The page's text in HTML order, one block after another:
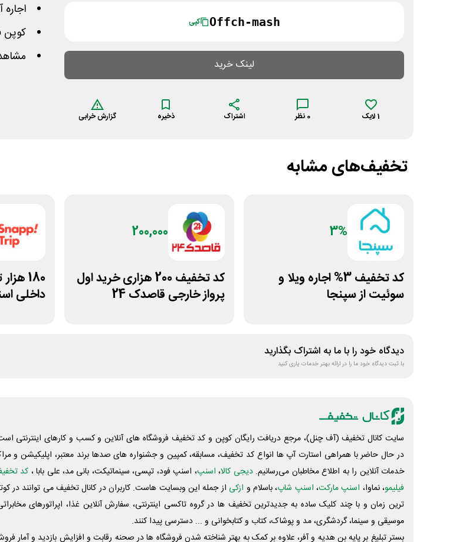
Offch-mash کپی
لینک خرید
1 لایک 0 نظر اشتراک ذخیره گزارش خرابی
کوپن
تخفیف‌های مشابه
3%
کد تخفیف 3% اجاره ویلا و
سوئیت از سپنجا
200,000
کد تخفیف 200 هزاری خرید اول
پرواز خارجی قاصدک 24
180
داخلی
دیدگاه خود را با ما به اشتراک بگذارید
با ثبت دیدگاه خود ما را در ارائه بهتر خدمات یاری کنید
سایت کانال تخفیف (آف چنل)، مرجع دریافت رایگان کوپن و کد تخفیف فروشگاه های آنلاین و کسب و‌ کارهای اینترنتی
در حال حاضر با همراهی استارت آپ ها انواع کد تخفیف، مسابقه، کمپین و جشنواره های صدها برند معتبر، اپلیکیشن و
خدمات آنلاین را به اطلاع مخاطبان می‌رسانیم. دیجی کالا، اسنپ، اسنپ فود، تپسی، سینماتیکت، بانی مد، علی‌ بابا ، کد
فیلیمو، نماوا، اسنپ مارکت، اسنپ شاپ، باسلام و ازکی از جمله این وبسایت ‌هاست. کاربران در کانال تخفیف می توانند در
ترین زمان و با چند کلیک ساده به جدیدترین تخفیف ها در گروه تاکسی اینترنتی، سفارش آنلاین غذا، اپراتورهای
موسیقی و سینما، گردشگری، مد و پوشاک، کتاب و کتابخوانی و ... دسترسی پیدا کنند.
بستر تبلیغ بر پایه بن هدیه و آفر، علاوه بر کمک به بهتر شناخته شدن فروشگاه ها در صحنه رقابت و افزایش بازدید و آمار